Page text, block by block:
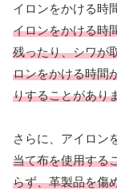
イロンをかける時
イロンをかける時
残ったり、シワが
ロンをかける時間
りすることがあり
さらに、アイロン
当て布を使用する
らず、革製品を傷